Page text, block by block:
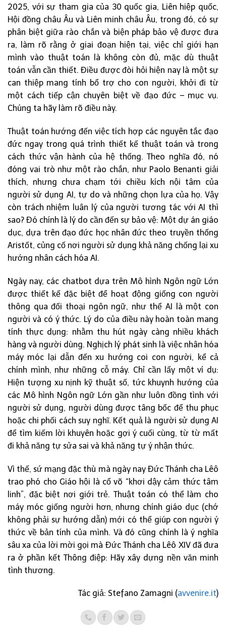
2025, với sự tham gia của 30 quốc gia, Liên hiệp quốc,
Hội đồng châu Âu và Liên minh châu Âu, trong đó, có sự
phân biệt giữa rào chắn và biện pháp bảo vệ được đưa
ra, làm rõ rằng ở giai đoạn hiện tại, việc chỉ giới hạn
mình vào thuật toán là không còn đủ, mặc dù thuật
toán vẫn cần thiết. Điều được đòi hỏi hiện nay là một sự
can thiệp mang tính bổ trợ cho con người, khởi đi từ
một cách tiếp cận chuyên biệt về đạo đức – mục vụ.
Chúng ta hãy làm rõ điều này.
Thuật toán hướng đến việc tích hợp các nguyên tắc đạo
đức ngay trong quá trình thiết kế thuật toán và trong
cách thức vận hành của hệ thống. Theo nghĩa đó, nó
đóng vai trò như một rào chắn, như Paolo Benanti giải
thích, nhưng chưa chạm tới chiều kích nội tâm của
người sử dụng AI, tự do và những chọn lựa của họ. Vậy
còn trách nhiệm luân lý của người tương tác với AI thì
sao? Đó chính là lý do cần đến sự bảo vệ: Một dự án giáo
dục, dựa trên đạo đức học nhân đức theo truyền thống
Aristốt, củng cố nơi người sử dụng khả năng chống lại xu
hướng nhân cách hóa AI.
Ngày nay, các chatbot dựa trên Mô hình Ngôn ngữ Lớn
được thiết kế đặc biệt để hoạt động giống con người
thông qua đối thoại ngôn ngữ, như thể AI là một con
người và có ý thức. Lý do của điều này hoàn toàn mang
tính thực dụng: nhằm thu hút ngày càng nhiều khách
hàng và người dùng. Nghịch lý phát sinh là việc nhân hóa
máy móc lại dẫn đến xu hướng coi con người, kể cả
chính mình, như những cỗ máy. Chỉ cần lấy một ví dụ:
Hiện tượng xu nịnh kỹ thuật số, tức khuynh hướng của
các Mô hình Ngôn ngữ Lớn gần như luôn đồng tình với
người sử dụng, người dùng được tâng bốc để thu phục
hoặc chi phối cách suy nghĩ. Kết quả là người sử dụng AI
để tìm kiếm lời khuyên hoặc gợi ý cuối cùng, từ từ mất
đi khả năng tự sửa sai và khả năng tự ý nhận thức.
Vì thế, sứ mạng đặc thù mà ngày nay Đức Thánh cha Lêô
trao phó cho Giáo hội là cổ võ “khơi dậy cảm thức tâm
linh”, đặc biệt nơi giới trẻ. Thuật toán có thể làm cho
máy móc giống người hơn, nhưng chính giáo dục (chớ
không phải sự hướng dẫn) mới có thể giúp con người ý
thức về bản tính của mình. Và đó cũng chính là ý nghĩa
sâu xa của lời mời gọi mà Đức Thánh cha Lêô XIV đã đưa
ra ở phần kết Thông điệp: Hãy xây dựng nền văn minh
tình thương.
Tác giả: Stefano Zamagni (avvenire.it)